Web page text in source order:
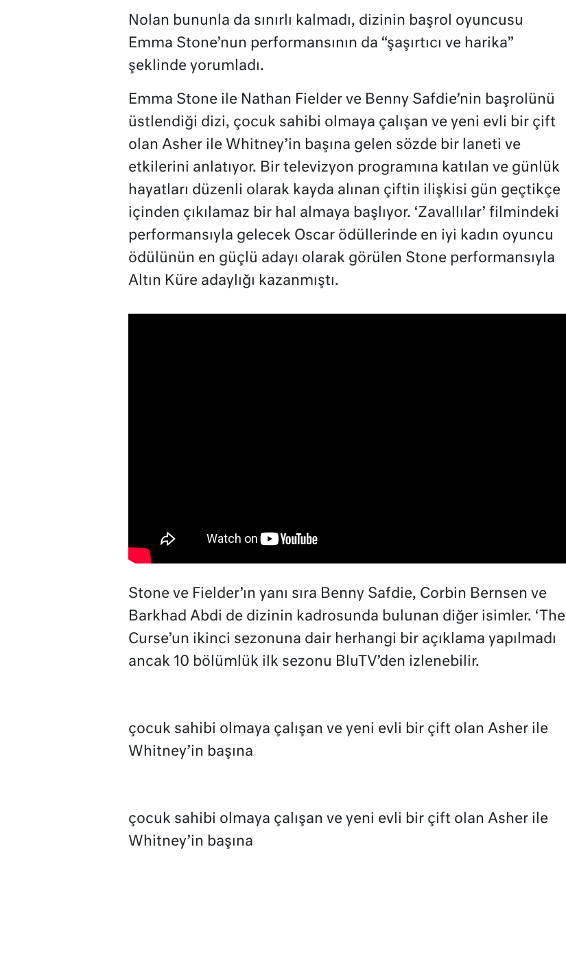
Nolan bununla da sınırlı kalmadı, dizinin başrol oyuncusu
Emma Stone’nun performansının da “şaşırtıcı ve harika”
şeklinde yorumladı.
Emma Stone ile Nathan Fielder ve Benny Safdie’nin başrolünü
üstlendiği dizi, çocuk sahibi olmaya çalışan ve yeni evli bir çift
olan Asher ile Whitney’in başına gelen sözde bir laneti ve
etkilerini anlatıyor. Bir televizyon programına katılan ve günlük
hayatları düzenli olarak kayda alınan çiftin ilişkisi gün geçtikçe
içinden çıkılamaz bir hal almaya başlıyor. ‘Zavallılar’ filmindeki
performansıyla gelecek Oscar ödüllerinde en iyi kadın oyuncu
ödülünün en güçlü adayı olarak görülen Stone performansıyla
Altın Küre adaylığı kazanmıştı.
Stone ve Fielder’ın yanı sıra Benny Safdie, Corbin Bernsen ve
Barkhad Abdi de dizinin kadrosunda bulunan diğer isimler. ‘The
Curse’un ikinci sezonuna dair herhangi bir açıklama yapılmadı
ancak 10 bölümlük ilk sezonu BluTV’den izlenebilir.
çocuk sahibi olmaya çalışan ve yeni evli bir çift olan Asher ile
Whitney’in başına
çocuk sahibi olmaya çalışan ve yeni evli bir çift olan Asher ile
Whitney’in başına